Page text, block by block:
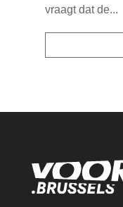
vraagt dat de...